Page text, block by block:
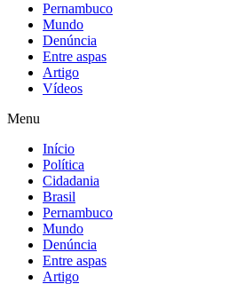
Pernambuco
Mundo
Denúncia
Entre aspas
Artigo
Vídeos
Menu
Início
Política
Cidadania
Brasil
Pernambuco
Mundo
Denúncia
Entre aspas
Artigo